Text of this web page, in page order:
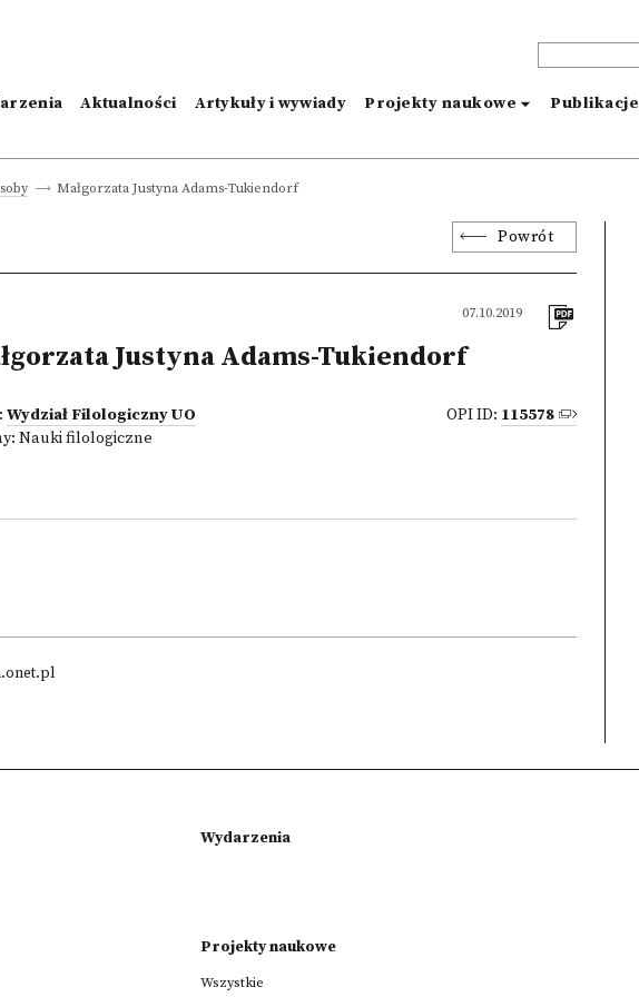
Aktualności Artykuły i wywiady Projekty naukowe Publikacje
Małgorzata Justyna Adams-Tukiendorf
Powrót
07.10.2019
Justyna Adams-Tukiendorf
Wydział Filologiczny UO
Nauki filologiczne
OPI ID: 115578
Wydarzenia
Projekty naukowe
Wszystkie